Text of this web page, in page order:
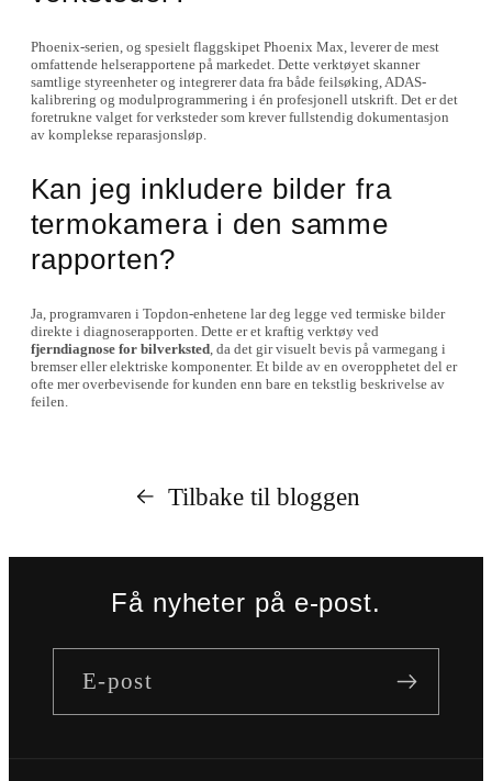
Phoenix-serien, og spesielt flaggskipet Phoenix Max, leverer de mest
omfattende helserapportene på markedet. Dette verktøyet skanner
samtlige styreenheter og integrerer data fra både feilsøking, ADAS-
kalibrering og modulprogrammering i én profesjonell utskrift. Det er det
foretrukne valget for verksteder som krever fullstendig dokumentasjon
av komplekse reparasjonsløp.
Kan jeg inkludere bilder fra
termokamera i den samme
rapporten?
Ja, programvaren i Topdon-enhetene lar deg legge ved termiske bilder
direkte i diagnoserapporten. Dette er et kraftig verktøy ved
fjerndiagnose for bilverksted, da det gir visuelt bevis på varmegang i
bremser eller elektriske komponenter. Et bilde av en overopphetet del er
ofte mer overbevisende for kunden enn bare en tekstlig beskrivelse av
feilen.
Tilbake til bloggen
Få nyheter på e-post.
E-post